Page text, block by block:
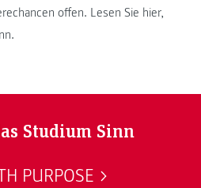
offen. Lesen Sie hier,
Studium Sinn
PURPOSE